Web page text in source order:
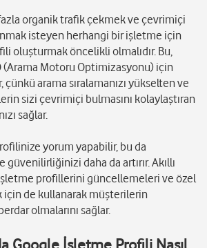
organik trafik çekmek ve çevrimiçi
isteyen herhangi bir işletme için
oluşturmak öncelikli olmalıdır. Bu,
(Arama Motoru Optimizasyonu) için
çünkü arama sıralamanızı yükselten ve
sizi çevrimiçi bulmasını kolaylaştıran
sağlar.
yorum yapabilir, bu da
daha da artırır. Akıllı
profillerini güncellemeleri ve özel
de kullanarak müşterilerin
olmalarını sağlar.
Google İşletme Profili Nasıl